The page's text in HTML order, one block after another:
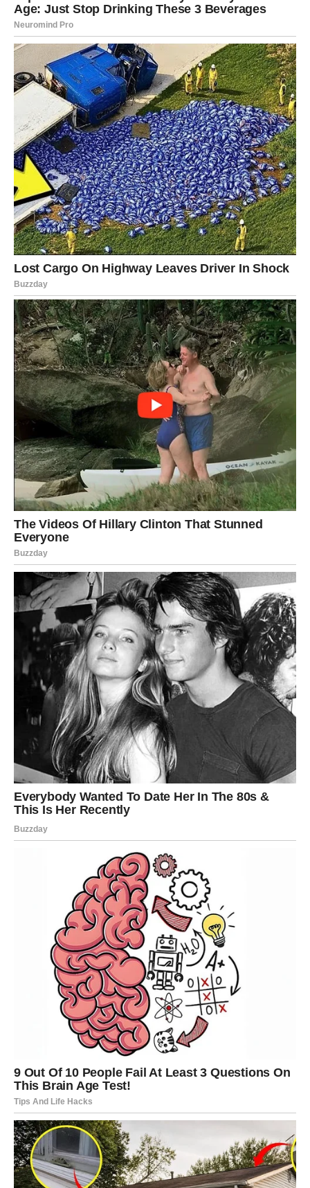
Istina vam donosi mir, a ne nemir.
BLIZANCI
Jedan razgovor mijenja pogled na
prošlost
Blizanci će dobiti objašnjenje koje će povezati mnoge
događaje iz prethodnih mjeseci.
Pred vama je važan trenutak.
Poruka zvijezda
Slušajte pažljivo i između redova.
RAK
KONAČNO SHVATATE ZAŠTO SE SVE
DOGAĐALO BAŠ TAKO
Rakovi su među najvećim favoritima ovog horoskopa.
Zvijezde simbolično ukazuju da vam predstoji saznanje
koje će objasniti mnoge dileme koje ste nosili u sebi.
Moguće je da ćete kroz razgovor, poruku ili neočekivani
susret konačno razumjeti razloge nečijeg ponašanja ili
događaja koji su vas dugo opterećivali.
Umjesto razočaranja, osjetićete veliko olakšanje jer će
mnoge stvari napokon dobiti smisao.
Poruka zvijezda
Istina možda neće promijeniti prošlost, ali može potpuno
promijeniti način na koji je doživljavate.
LAV
Vrijeme iskrenih odgovora
Lavovima slijedi važna potvrda koja će otkloniti sumnje.
Pred vama su mnogo mirniji dani.
Poruka zvijezda
Ne plašite se onoga što ćete saznati.
DJEVICA
Sve dolazi na svoje mjesto
Djevice će povezati događaje koji su im dugo djelovali
nepovezano.
Jedna osoba otkriva važnu informaciju.
Poruka zvijezda
Ponekad odgovori stižu onda kada smo spremni da ih
čujemo.
VAGA